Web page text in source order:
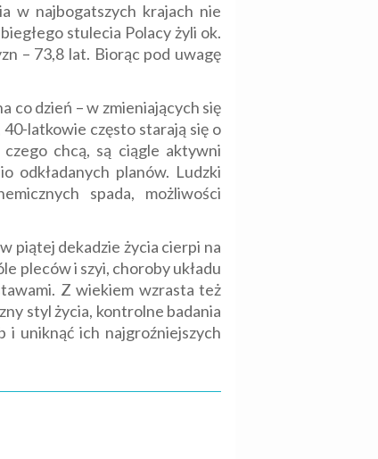
w najbogatszych krajach nie
stulecia Polacy żyli ok.
– 73,8 lat. Biorąc pod uwagę
co dzień – w zmieniających się
latkowie często starają się o
chcą, są ciągle aktywni
odkładanych planów. Ludzki
spada, możliwości
piątej dekadzie życia cierpi na
pleców i szyi, choroby układu
Z wiekiem wzrasta też
styl życia, kontrolne badania
i uniknąć ich najgroźniejszych